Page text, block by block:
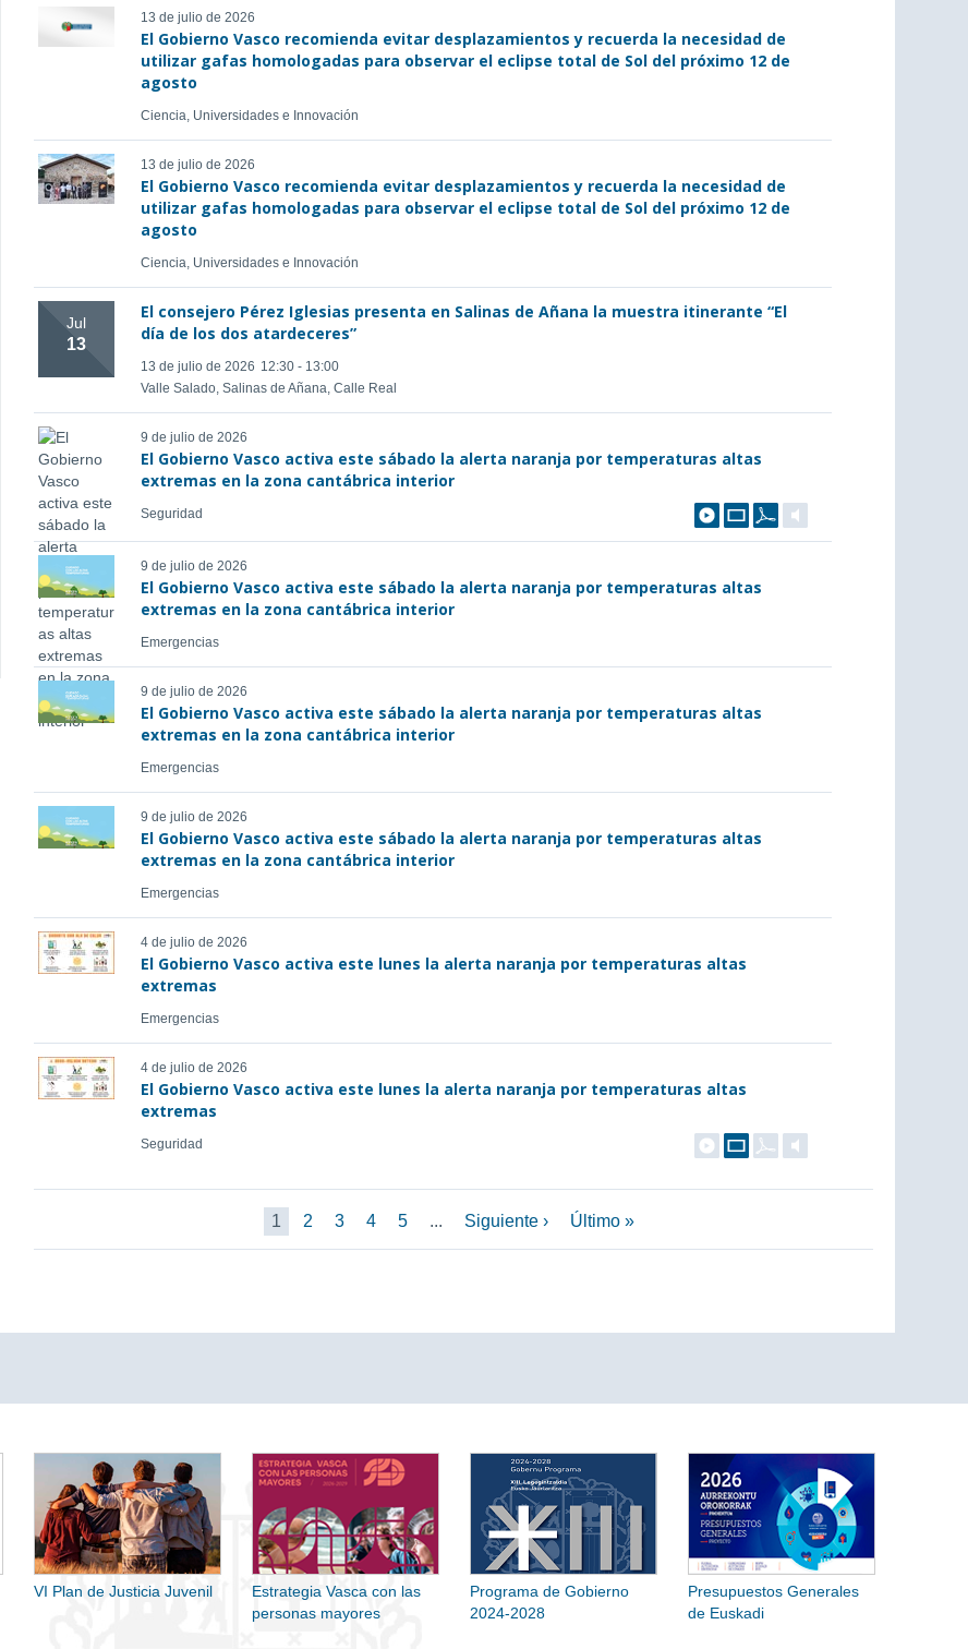
13 de julio de 2026
El Gobierno Vasco recomienda evitar desplazamientos y recuerda la necesidad de
utilizar gafas homologadas para observar el eclipse total de Sol del próximo 12 de
agosto
Ciencia, Universidades e Innovación
13 de julio de 2026
El Gobierno Vasco recomienda evitar desplazamientos y recuerda la necesidad de
utilizar gafas homologadas para observar el eclipse total de Sol del próximo 12 de
agosto
Ciencia, Universidades e Innovación
Jul
13
El consejero Pérez Iglesias presenta en Salinas de Añana la muestra itinerante “El
día de los dos atardeceres”
13 de julio de 2026 12:30 - 13:00
Valle Salado, Salinas de Añana, Calle Real
9 de julio de 2026
El Gobierno Vasco activa este sábado la alerta naranja por temperaturas altas
extremas en la zona cantábrica interior
Seguridad
9 de julio de 2026
El Gobierno Vasco activa este sábado la alerta naranja por temperaturas altas
extremas en la zona cantábrica interior
Emergencias
9 de julio de 2026
El Gobierno Vasco activa este sábado la alerta naranja por temperaturas altas
extremas en la zona cantábrica interior
Emergencias
9 de julio de 2026
El Gobierno Vasco activa este sábado la alerta naranja por temperaturas altas
extremas en la zona cantábrica interior
Emergencias
4 de julio de 2026
El Gobierno Vasco activa este lunes la alerta naranja por temperaturas altas
extremas
Emergencias
4 de julio de 2026
El Gobierno Vasco activa este lunes la alerta naranja por temperaturas altas
extremas
Seguridad
1 2 3 4 5 ... Siguiente › Último »
VI Plan de Justicia Juvenil
Estrategia Vasca con las
personas mayores
Programa de Gobierno
2024-2028
Presupuestos Generales
de Euskadi